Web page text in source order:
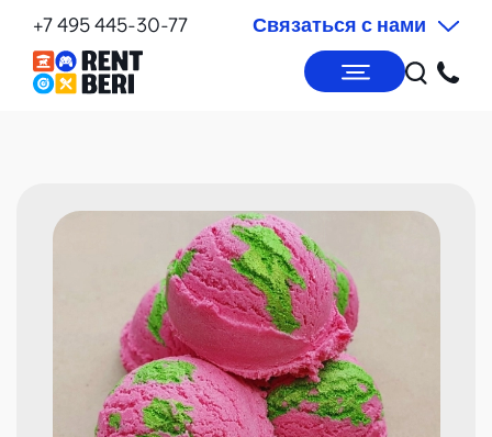
+7 495 445-30-77 Связаться с нами